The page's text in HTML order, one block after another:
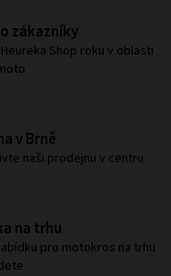
zákazníky
Shop roku v oblasti
v Brně
naši prodejnu v centru
na trhu
pro motokros na trhu